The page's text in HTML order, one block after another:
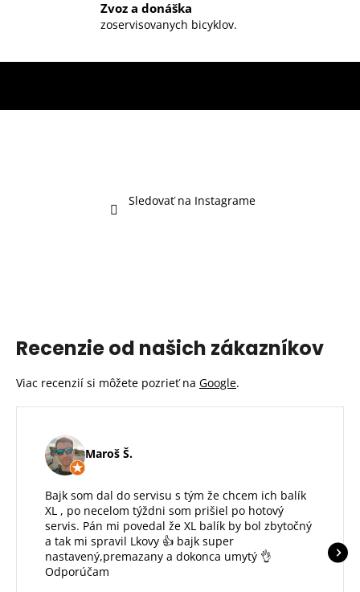
Zvoz a donáška
zoservisovanych bicyklov.
Sledovať na Instagrame
Recenzie od našich zákazníkov
Viac recenzií si môžete pozrieť na Google.
Maroš Š.
Bajk som dal do servisu s tým že chcem ich balík
XL , po necelom týždni som prišiel po hotový
servis. Pán mi povedal že XL balík by bol zbytočný
a tak mi spravil Lkovy 👍 bajk super
nastavený,premazany a dokonca umytý 👌
Odporúčam